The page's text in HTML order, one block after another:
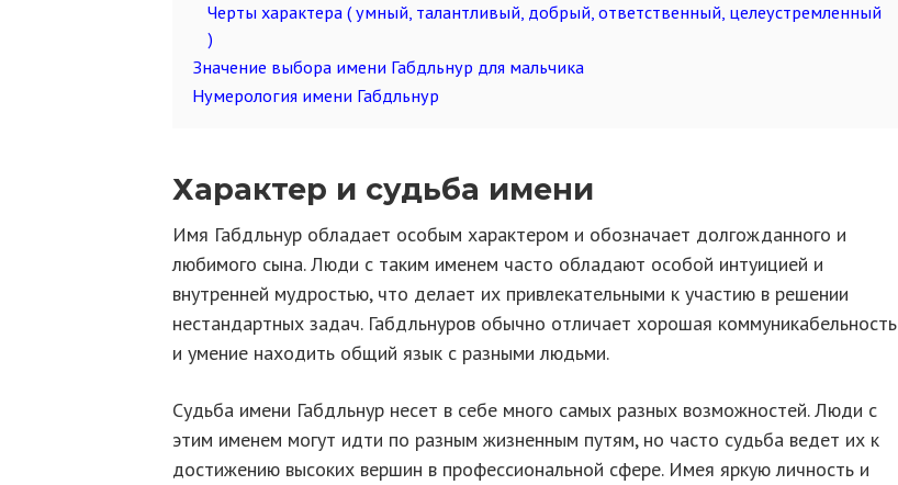
Черты характера ( умный, талантливый, добрый, ответственный, целеустремленный
)
Значение выбора имени Габдльнур для мальчика
Нумерология имени Габдльнур
Характер и судьба имени
Имя Габдльнур обладает особым характером и обозначает долгожданного и
любимого сына. Люди с таким именем часто обладают особой интуицией и
внутренней мудростью, что делает их привлекательными к участию в решении
нестандартных задач. Габдльнуров обычно отличает хорошая коммуникабельность
и умение находить общий язык с разными людьми.
Судьба имени Габдльнур несет в себе много самых разных возможностей. Люди с
этим именем могут идти по разным жизненным путям, но часто судьба ведет их к
достижению высоких вершин в профессиональной сфере. Имея яркую личность и